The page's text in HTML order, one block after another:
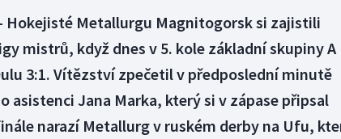
Hokejisté Metallurgu Magnitogorsk si zajistili
mistrů, když dnes v 5. kole základní skupiny A
3:1. Vítězství zpečetil v předposlední minutě
asistenci Jana Marka, který si v zápase připsal
narazí Metallurg v ruském derby na Ufu,